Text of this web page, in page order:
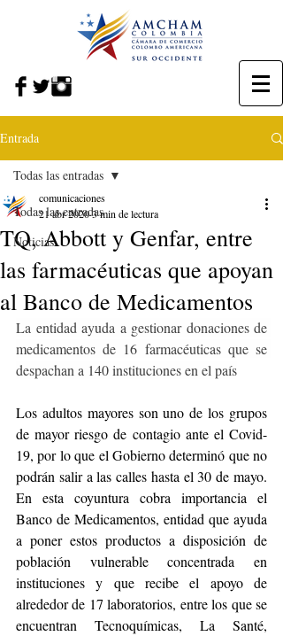
Entrada
Todas las entradas
Noticias
Todas las entradas
TQ, Abbott y Genfar, entre
las farmacéuticas que apoyan
al Banco de Medicamentos
comunicaciones
21 abr 20203 min de lectura
La entidad ayuda a gestionar donaciones de
medicamentos de 16 farmacéuticas que se
despachan a 140 instituciones en el país
Los adultos mayores son uno de los grupos
de mayor riesgo de contagio ante el Covid-
19, por lo que el Gobierno determinó que no
podrán salir a las calles hasta el 30 de mayo.
En esta coyuntura cobra importancia el
Banco de Medicamentos, entidad que ayuda
a poner estos productos a disposición de
población vulnerable concentrada en
instituciones y que recibe el apoyo de
alrededor de 17 laboratorios, entre los que se
encuentran Tecnoquímicas, La Santé,